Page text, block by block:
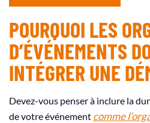
POURQUOI LES
D’ÉVÉNEMENTS
INTÉGRER UNE
Devez-vous penser à inclure la
de votre événement comme